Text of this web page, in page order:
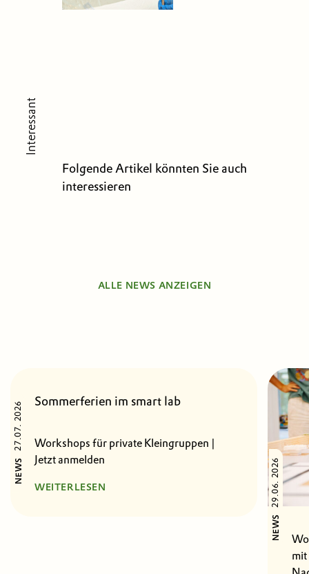
Interessant
Folgende Artikel könnten Sie auch
interessieren
ALLE NEWS ANZEIGEN
NEWS
27.07. 2026 Sommerferien im smart lab
Workshops für private Kleingruppen |
Jetzt anmelden
WEITERLESEN
NEWS
29.06. 2026
mit